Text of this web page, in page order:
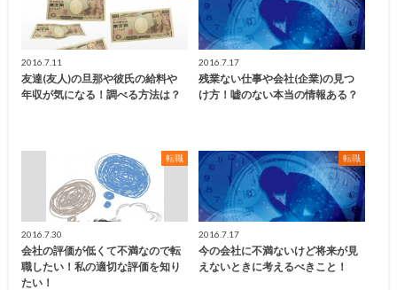
2016.7.11
友達(友人)の旦那や彼氏の給料や
年収が気になる！調べる方法は？
2016.7.17
残業ない仕事や会社(企業)の見つ
け方！嘘のない本当の情報ある？
転職
2016.7.30
会社の評価が低くて不満なので転
職したい！私の適切な評価を知り
たい！
転職
2016.7.17
今の会社に不満ないけど将来が見
えないときに考えるべきこと！